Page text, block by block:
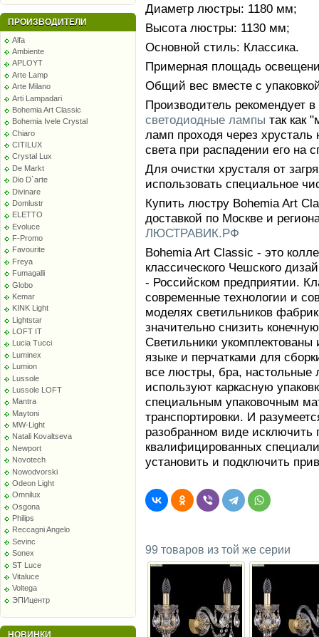
ПРОИЗВОДИТЕЛИ
Alfa
Ambiente
APLOYT
Arte Lamp
Arte Milano
Arti Lampadari
Bohemia Art Classic
Bohemia Ivele Crystal
Chiaro
CITILUX
Crystal Lux
De Markt
Dio D`arte
Divinare
Domlustr
ELETTO
Evoluce
F-Promo
Favourite
Freya
Fumagalli
Globo
Kemar
KINK Light
Lightstar
LOFT IT
Lucia Tucci
Luminex
Lumion
Lussole
Lussole LOFT
Mantra
Maytoni
MW-Light
Natali Kovaltseva
Newport
Novotech
Nowodvorski
Odeon Light
Omnilux
Osgona
Philips
Reccagni Angelo
Sevinc
Sonex
ST Luce
Vitaluce
Voltega
ЭПИцентр
НОВИНКИ
Диаметр люстры: 1180 мм;
Высота люстры: 1130 мм;
Основной стиль: Классика.
Примерная площадь
Общий вес вместе с
Производитель рекомендует
светодиодные лампы так как
ламп проходя через хрусталь
света при распадении его на
Для очистки хрусталя от
использовать специальное
Купить люстру Bohemia Art
доставкой по Москве и
ЛЮСТРАВИК.РФ
Bohemia Art Classic - это
классического Чешского
- Российском предприятии.
современные технологии и
моделях светильников
значительно снизить
Светильники
языке и перчатками для
все люстры, бра, настольные
используют каркасную
специальным упаковочным
транспортировки. И
разобранном виде исключить
квалифицированных
установить и подключить
99 товаров из той же серии